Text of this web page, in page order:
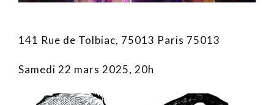
141 Rue de Tolbiac, 75013 Paris 75013
Samedi 22 mars 2025, 20h